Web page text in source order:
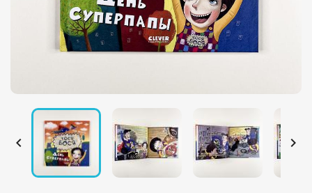
 